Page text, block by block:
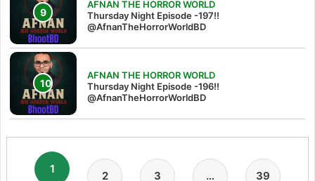
AFNAN THE HORROR WORLD
Thursday Night Episode -197!!‪
@AfnanTheHorrorWorldBD‬
AFNAN THE HORROR WORLD
Thursday Night Episode -196!!
@AfnanTheHorrorWorldBD
1
2 3 … 39